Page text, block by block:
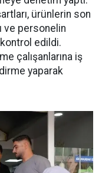
ürünlerin son
ve personelin
kontrol edildi.
çalışanlarına iş
yaparak